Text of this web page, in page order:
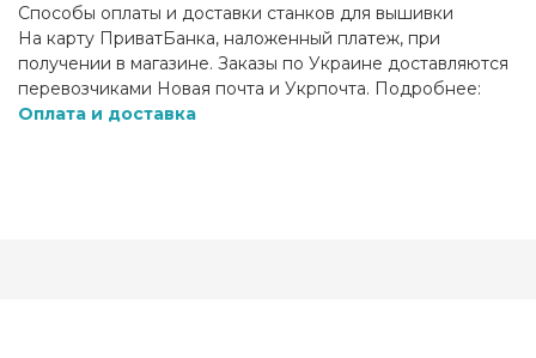
Способы оплаты и доставки станков для вышивки
На карту ПриватБанка, наложенный платеж, при
получении в магазине. Заказы по Украине доставляются
перевозчиками Новая почта и Укрпочта. Подробнее:
Оплата и доставка